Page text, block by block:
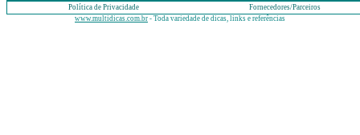
Política de Privacidade
Fornecedores/Parceiros
www.multidicas.com.br - Toda variedade de dicas, links e referências